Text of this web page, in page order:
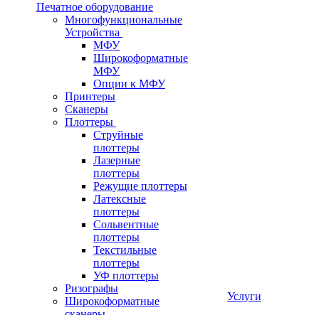
Печатное оборудование
Многофункциональные
Устройства
МФУ
Широкоформатные
МФУ
Опции к МФУ
Принтеры
Сканеры
Плоттеры
Струйные
плоттеры
Лазерные
плоттеры
Режущие плоттеры
Латексные
плоттеры
Сольвентные
плоттеры
Текстильные
плоттеры
УФ плоттеры
Ризографы
Широкоформатные
Услуги